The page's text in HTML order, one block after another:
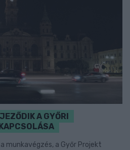
A GYŐRI
munkavégzés, a Győr Projekt